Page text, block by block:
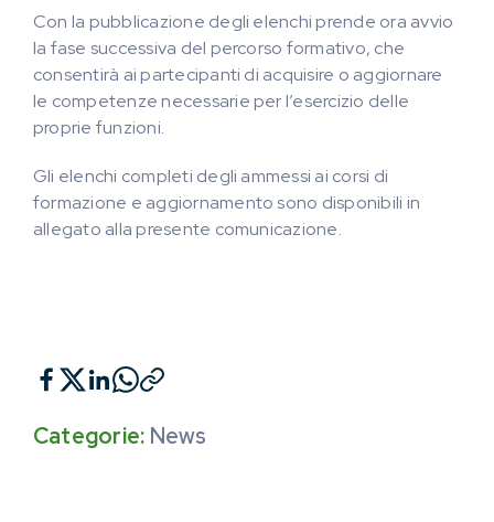
Con la pubblicazione degli elenchi prende ora avvio
la fase successiva del percorso formativo, che
consentirà ai partecipanti di acquisire o aggiornare
le competenze necessarie per l’esercizio delle
proprie funzioni.
Gli elenchi completi degli ammessi ai corsi di
formazione e aggiornamento sono disponibili in
allegato alla presente comunicazione.
Categorie: News